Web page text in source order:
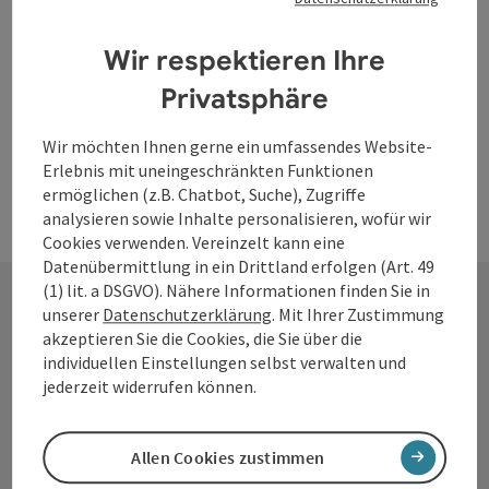
Öffnungszeiten
Kontakt
Tourismusverband Donauregion
Oberösterreich
Wir respektieren Ihre
Privatsphäre
Wir möchten Ihnen gerne ein umfassendes Website-
Erlebnis mit uneingeschränkten Funktionen
ermöglichen (z.B. Chatbot, Suche), Zugriffe
analysieren sowie Inhalte personalisieren, wofür wir
Cookies verwenden. Vereinzelt kann eine
Datenübermittlung in ein Drittland erfolgen (Art. 49
(1) lit. a DSGVO). Nähere Informationen finden Sie in
unserer Datenschutzerklärung. Mit Ihrer Zustimmung
akzeptieren Sie die Cookies, die Sie über die
individuellen Einstellungen selbst verwalten und
jederzeit widerrufen können.
Allen Cookies zustimmen